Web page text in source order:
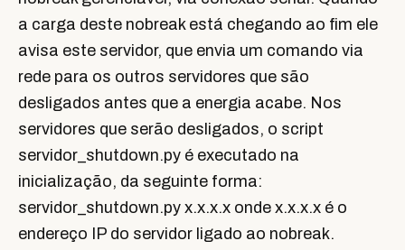
a carga deste nobreak está chegando ao fim ele
avisa este servidor, que envia um comando via
rede para os outros servidores que são
desligados antes que a energia acabe. Nos
servidores que serão desligados, o script
servidor_shutdown.py é executado na
inicialização, da seguinte forma:
servidor_shutdown.py x.x.x.x onde x.x.x.x é o
endereço IP do servidor ligado ao nobreak.